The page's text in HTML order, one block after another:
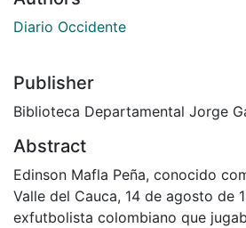
Diario Occidente
Publisher
Biblioteca Departamental Jorge
Abstract
Edinson Mafla Peña, conocido
Valle del Cauca, 14 de agosto de
exfutbolista colombiano que